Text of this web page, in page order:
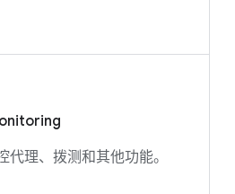
代理、拨测和其他功能。